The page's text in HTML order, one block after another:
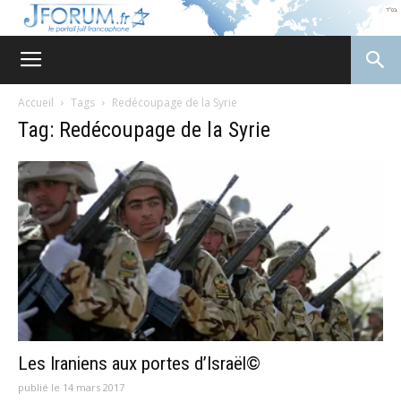
Accueil Tags Redécoupage de la Syrie
Tag: Redécoupage de la Syrie
Les Iraniens aux portes d’Israël©
publié le 14 mars 2017